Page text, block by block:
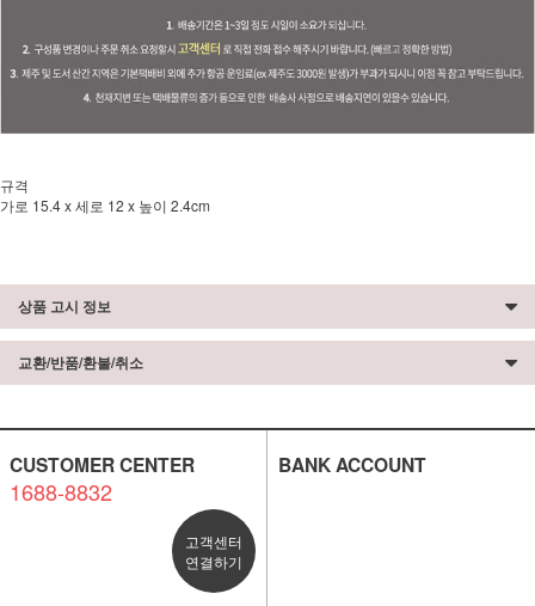
규격
가로 15.4 x 세로 12 x 높이 2.4cm
상품 고시 정보
교환/반품/환불/취소
CUSTOMER CENTER
1688-8832
고객센터
연결하기
BANK ACCOUNT